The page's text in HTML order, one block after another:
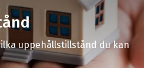
uppehållstillstånd du kan